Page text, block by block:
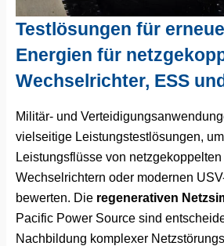
Testlösungen für
Energien für
Wechselrichter, ESS
Militär- und
vielseitige Leistungstestlösungen,
Leistungsflüsse von
Wechselrichtern oder modernen
bewerten. Die regenerativen
Pacific Power Source sind
Nachbildung komplexer